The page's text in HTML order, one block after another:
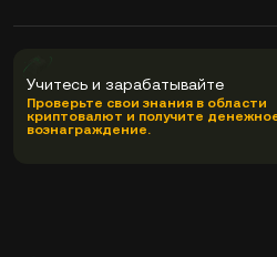
Учитесь и зарабатывайте
Проверьте свои знания в области
криптовалют и получите
вознаграждение.